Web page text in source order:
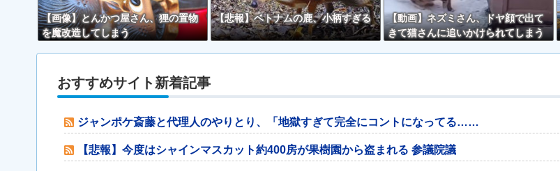
【画像】とんかつ屋さん、狸の置物
を魔改造してしまう
【悲報】ベトナムの鹿、小柄すぎる
【動画】ネズミさん、ドヤ顔で出て
きて猫さんに追いかけられてしまう
おすすめサイト新着記事
ジャンポケ斎藤と代理人のやりとり、「地獄すぎて完全にコントになってる……
【悲報】今度はシャインマスカット約400房が果樹園から盗まれる 参議院議